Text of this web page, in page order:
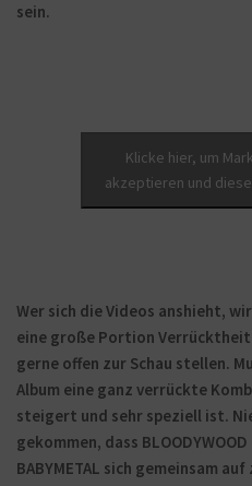
sein.
Klicke hier, um
akzeptieren und
Wer sich die Videos anshieht,
eine große Portion
gerne offen zur Schau stellen.
Album eine ganz verrückte
steigert und sehr speziell ist.
gekommen, dass
BABYMETAL sich gemeinsam